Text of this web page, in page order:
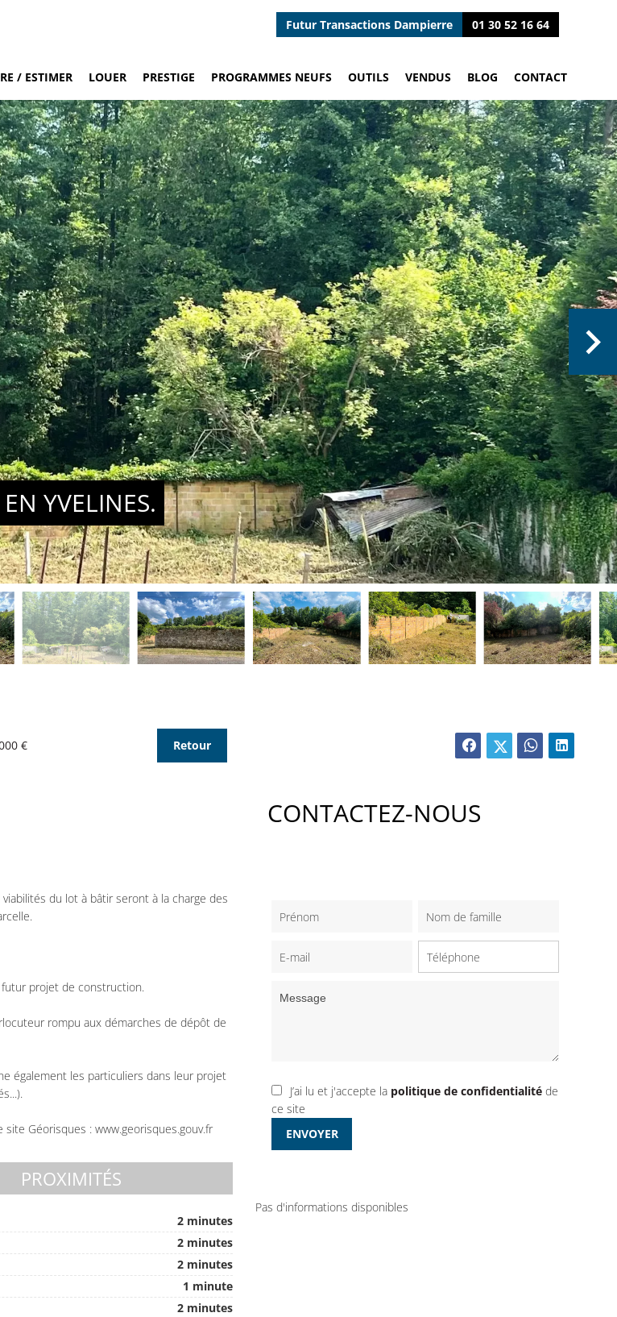
Futur Transactions Dampierre 01 30 52 16 64
/ ESTIMER LOUER PRESTIGE PROGRAMMES NEUFS OUTILS VENDUS BLOG CONTACT
YVELINES.
€ Retour
du lot à bâtir seront à la charge des
projet de construction.
rompu aux démarches de dépôt de
également les particuliers dans leur projet
Géorisques : www.georisques.gouv.fr
PROXIMITÉS
2 minutes
2 minutes
2 minutes
1 minute
2 minutes
CONTACTEZ-NOUS
J’ai lu et j'accepte la politique de confidentialité de
ce site
ENVOYER
Pas d'informations disponibles